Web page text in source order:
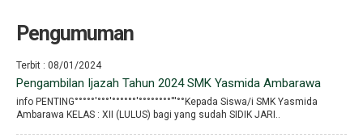
Pengumuman
Terbit : 08/01/2024
Pengambilan Ijazah Tahun 2024 SMK Yasmida Ambarawa
info PENTING°°°°°′°°°′°°°°°°′°°°°°°°°′′′°°Kepada Siswa/i SMK Yasmida
Ambarawa KELAS : XII (LULUS) bagi yang sudah SIDIK JARI..